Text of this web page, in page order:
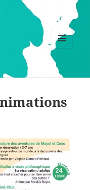
MENU
WIDGETS